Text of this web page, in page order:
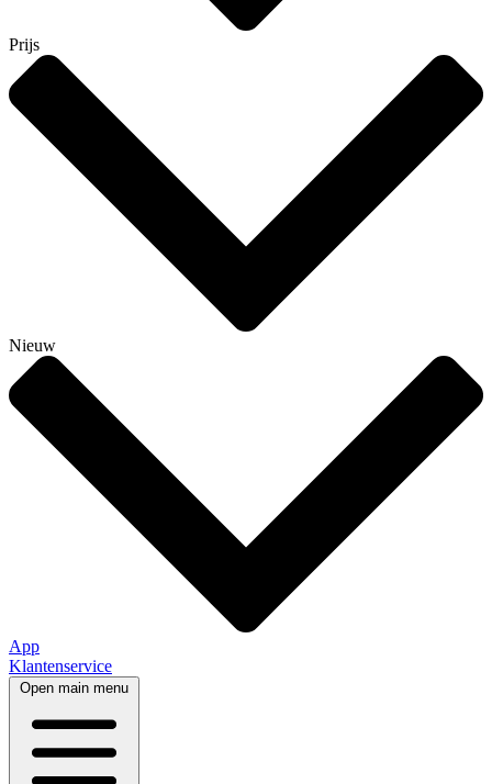
Prijs
Nieuw
App
Klantenservice
Open main menu